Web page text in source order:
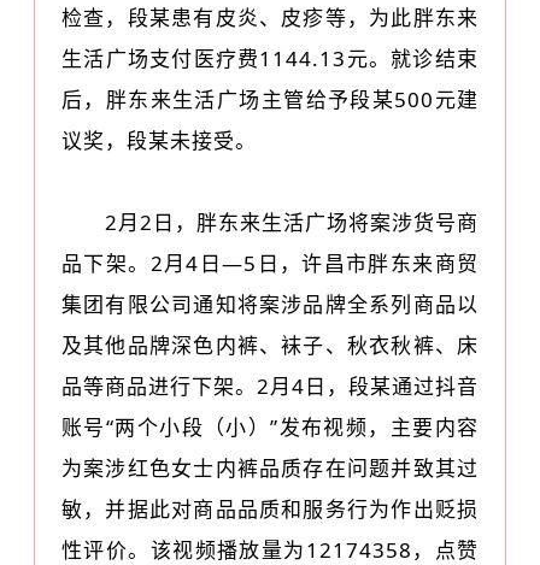
检查，段某患有皮炎、皮疹等，为此胖东来
生活广场支付医疗费1144.13元。就诊结束
后，胖东来生活广场主管给予段某500元建
议奖，段某未接受。
2月2日，胖东来生活广场将案涉货号商
品下架。2月4日—5日，许昌市胖东来商贸
集团有限公司通知将案涉品牌全系列商品以
及其他品牌深色内裤、袜子、秋衣秋裤、床
品等商品进行下架。2月4日，段某通过抖音
账号“两个小段（小）”发布视频，主要内容
为案涉红色女士内裤品质存在问题并致其过
敏，并据此对商品品质和服务行为作出贬损
性评价。该视频播放量为12174358，点赞